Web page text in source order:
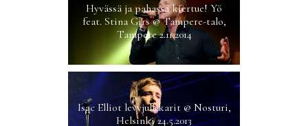
Hyvässä ja pahassa kiertue! Yö
feat. Stina Girs @ Tampere-talo,
Tampere 2.11.2014
Isac Elliot levyjulkkarit @ Nosturi,
Helsinki 24.5.2013